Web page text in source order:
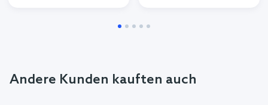
Andere Kunden kauften auch